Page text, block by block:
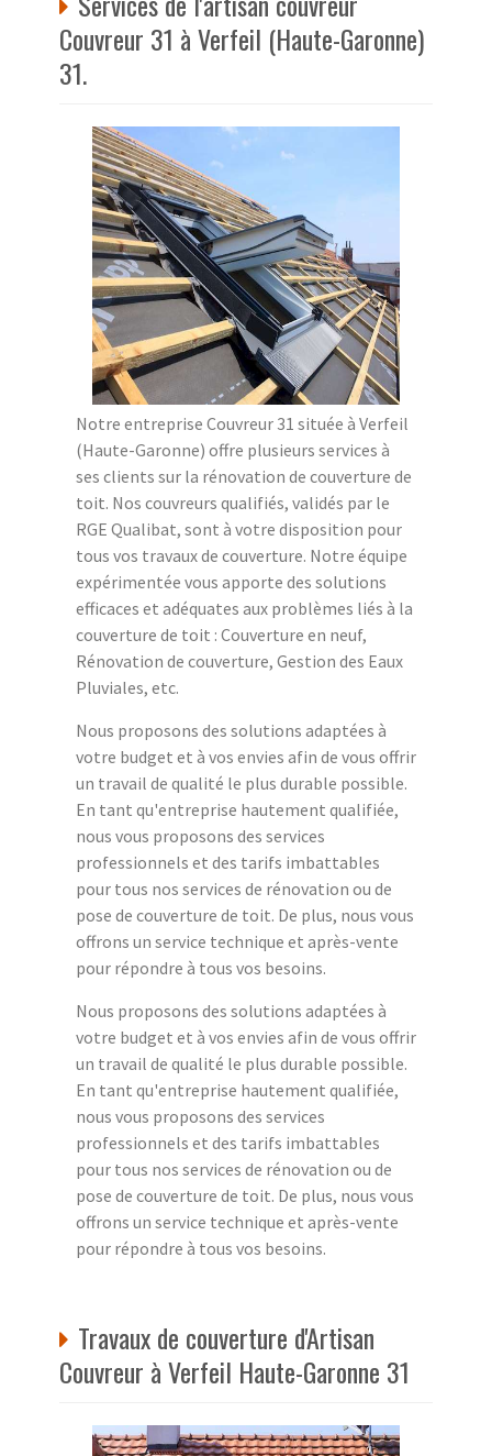
Couvreur 31 à Verfeil (Haute-Garonne)
31.
Notre entreprise Couvreur 31 située à Verfeil
(Haute-Garonne) offre plusieurs services à
ses clients sur la rénovation de couverture de
toit. Nos couvreurs qualifiés, validés par le
RGE Qualibat, sont à votre disposition pour
tous vos travaux de couverture. Notre équipe
expérimentée vous apporte des solutions
efficaces et adéquates aux problèmes liés à la
couverture de toit : Couverture en neuf,
Rénovation de couverture, Gestion des Eaux
Pluviales, etc.
Nous proposons des solutions adaptées à
votre budget et à vos envies afin de vous offrir
un travail de qualité le plus durable possible.
En tant qu'entreprise hautement qualifiée,
nous vous proposons des services
professionnels et des tarifs imbattables
pour tous nos services de rénovation ou de
pose de couverture de toit. De plus, nous vous
offrons un service technique et après-vente
pour répondre à tous vos besoins.
Nous proposons des solutions adaptées à
votre budget et à vos envies afin de vous offrir
un travail de qualité le plus durable possible.
En tant qu'entreprise hautement qualifiée,
nous vous proposons des services
professionnels et des tarifs imbattables
pour tous nos services de rénovation ou de
pose de couverture de toit. De plus, nous vous
offrons un service technique et après-vente
pour répondre à tous vos besoins.
Travaux de couverture d'Artisan
Couvreur à Verfeil Haute-Garonne 31